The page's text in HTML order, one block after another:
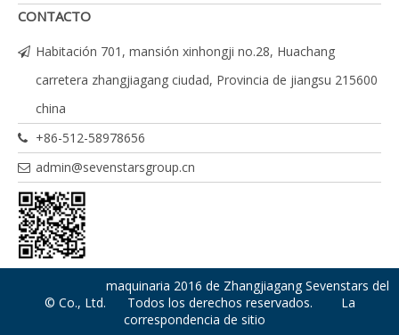
CONTACTO
Habitación 701, mansión xinhongji no.28, Huachang
carretera zhangjiagang ciudad, Provincia de jiangsu 215600
china
+86-512-58978656
admin@sevenstarsgroup.cn
maquinaria 2016 de Zhangjiagang Sevenstars del
© Co., Ltd. Todos los derechos reservados. La
correspondencia de sitio